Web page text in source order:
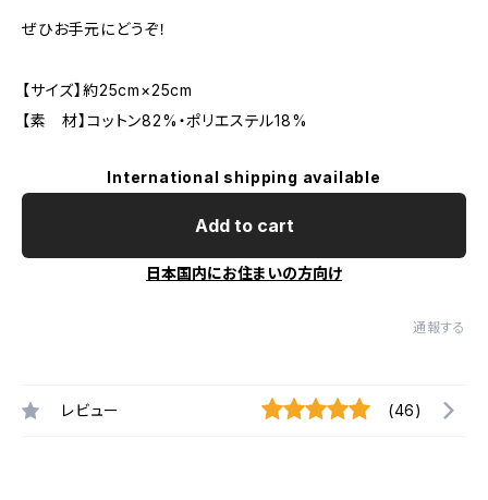
ぜひお手元にどうぞ！
【サイズ】約25cm×25cm
【素 材】コットン82%・ポリエステル18%
International shipping available
Add to cart
日本国内にお住まいの方向け
通報する
レビュー (46)